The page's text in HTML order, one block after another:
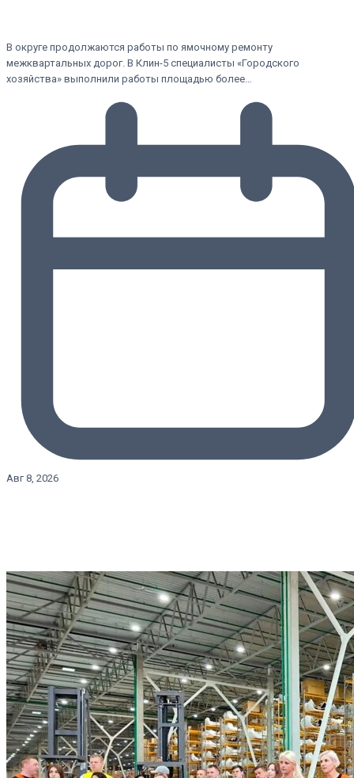
В округе продолжаются работы по ямочному ремонту
межквартальных дорог. В Клин-5 специалисты «Городского
хозяйства» выполнили работы площадью более…
Авг 8, 2026